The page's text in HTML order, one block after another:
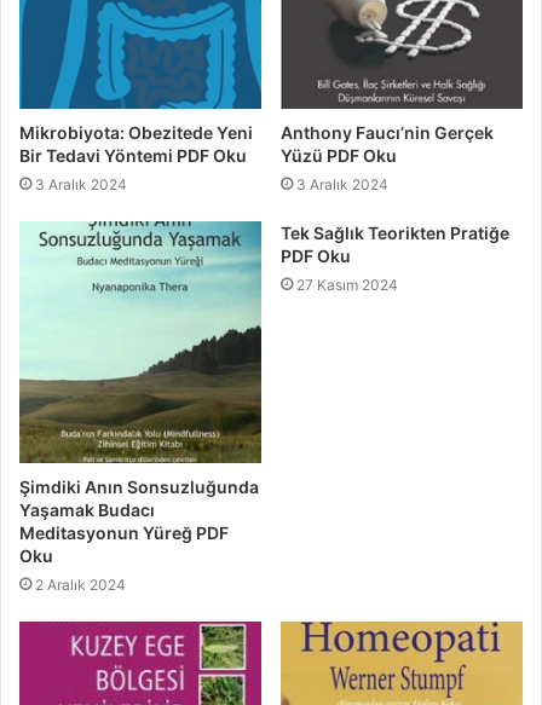
Mikrobiyota: Obezitede Yeni
Bir Tedavi Yöntemi PDF Oku
3 Aralık 2024
Anthony Faucı’nin Gerçek
Yüzü PDF Oku
3 Aralık 2024
Şimdiki Anın Sonsuzluğunda
Yaşamak Budacı
Meditasyonun Yüreğ PDF
Oku
2 Aralık 2024
Tek Sağlık Teorikten Pratiğe
PDF Oku
27 Kasım 2024